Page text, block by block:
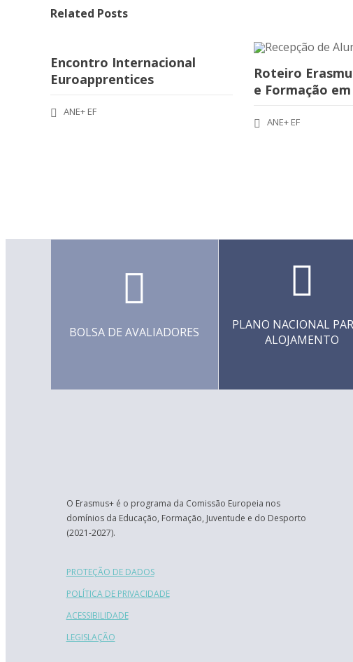
Related Posts
Encontro Internacional
Euroapprentices
ANE+ EF
Roteiro
e Formação
ANE+ EF
BOLSA DE AVALIADORES
PLANO NACIONAL
ALOJAMENTO
O Erasmus+ é o programa da Comissão Europeia nos
domínios da Educação, Formação, Juventude e do Desporto
(2021-2027).
PROTEÇÃO DE DADOS
POLÍTICA DE PRIVACIDADE
ACESSIBILIDADE
LEGISLAÇÃO